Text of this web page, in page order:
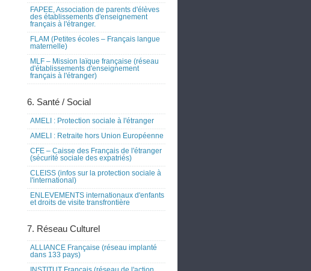
FAPEE, Association de parents d'élèves
des établissements d'enseignement
français à l'étranger.
FLAM (Petites écoles – Français langue
maternelle)
MLF – Mission laïque française (réseau
d'établissements d'enseignement
français à l'étranger)
6. Santé / Social
AMELI : Protection sociale à l'étranger
AMELI : Retraite hors Union Européenne
CFE – Caisse des Français de l'étranger
(sécurité sociale des expatriés)
CLEISS (infos sur la protection sociale à
l'international)
ENLEVEMENTS internationaux d'enfants
et droits de visite transfrontière
7. Réseau Culturel
ALLIANCE Française (réseau implanté
dans 133 pays)